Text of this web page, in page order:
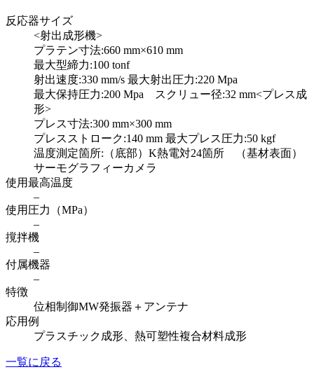
反応器サイズ
<射出成形機>
プラテン寸法:660 mm×610 mm
最大型締力:100 tonf
射出速度:330 mm/s 最大射出圧力:220 Mpa
最大保持圧力:200 Mpa スクリュー径:32 mm<プレス成
形>
プレス寸法:300 mm×300 mm
プレスストローク:140 mm 最大プレス圧力:50 kgf
温度測定箇所:（底部）K熱電対24箇所 （基材表面）
サーモグラフィーカメラ
使用最高温度
–
使用圧力（MPa）
–
撹拌機
–
付属機器
–
特徴
位相制御MW発振器＋アンテナ
応用例
プラスチック成形、熱可塑性複合材料成形
一覧に戻る